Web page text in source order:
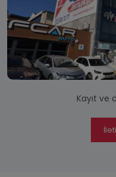
Kayıt ve